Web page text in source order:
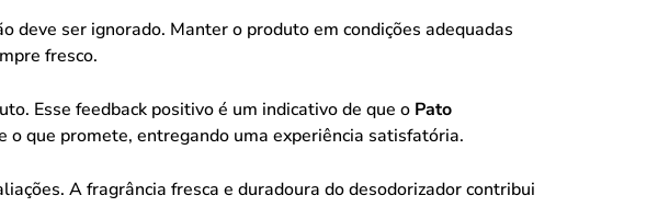
deve ser ignorado. Manter o produto em condições adequadas
fresco.
Esse feedback positivo é um indicativo de que o Pato
o que promete, entregando uma experiência satisfatória.
A fragrância fresca e duradoura do desodorizador contribui